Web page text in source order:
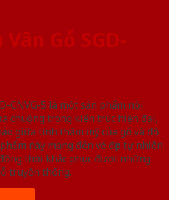
Gỗ SGD-
CNVG-5 là một sản phẩm nội
chuộng trong kiến trúc hiện đại,
giữa tính thẩm mỹ của gỗ và độ
này mang đến vẻ đẹp tự nhiên
thời khắc phục được những
truyền thống.